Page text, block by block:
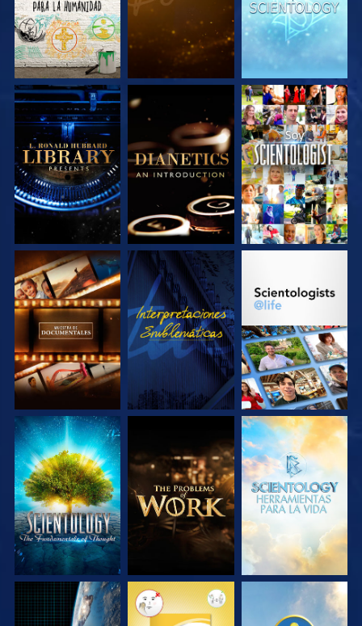
EXPLORA LAS
SERIES
EXPLORA LAS
SERIES
VE
EXPLORA LAS
SERIES
VE
EXPLORA LAS
EXPLORA LAS
SERIES
EXPLORA LAS
SERIES
EXPLORA LAS
SERIES